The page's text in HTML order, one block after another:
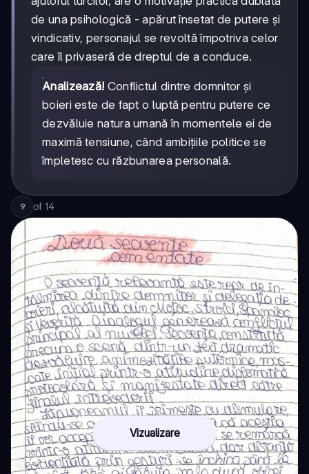
de una psihologică - apărut însetat de putere și
vindicativ, personajul se revoltă împotriva celor
care îl privaseră de dreptul de a conduce.
Analizează! Conflictul dintre domnitor și
boieri este de fapt o luptă pentru putere ce
dezvăluie natura umană în momentele ei de
maximă tensiune, când ambițiile politice se
împletesc cu răzbunarea personală.
9 of 14
Vizualizare